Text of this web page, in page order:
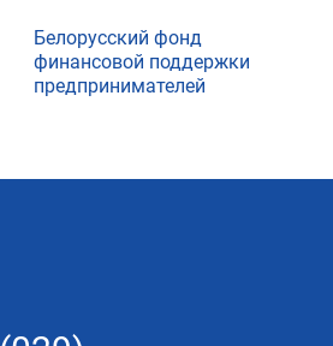
Белорусский фонд
финансовой поддержки
предпринимателей